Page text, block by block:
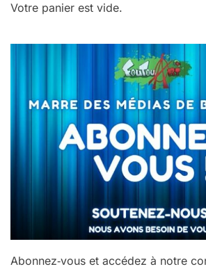
Votre panier est vide.
Abonnez‑vous et accédez à notre